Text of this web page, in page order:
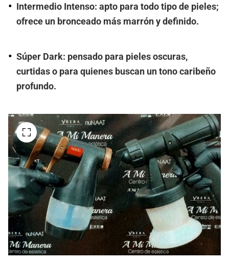
Intermedio Intenso: apto para todo tipo de pieles;
ofrece un bronceado más marrón y definido.
Súper Dark: pensado para pieles oscuras,
curtidas o para quienes buscan un tono caribeño
profundo.